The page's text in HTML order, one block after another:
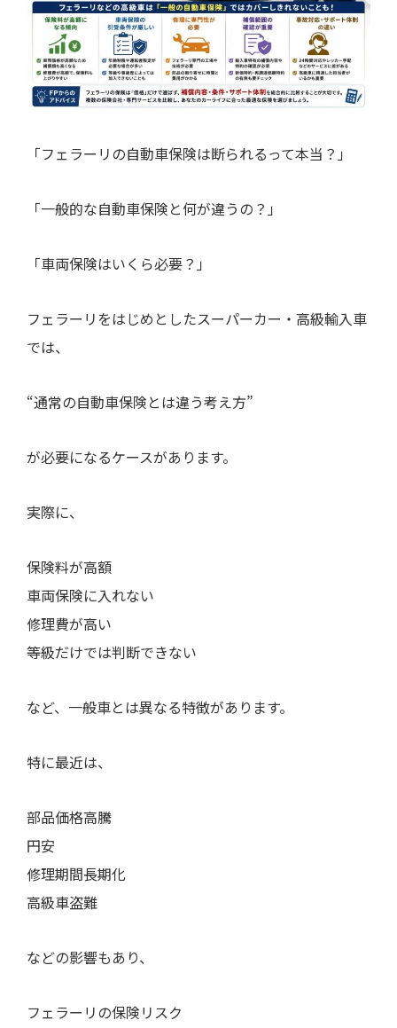
「フェラーリの自動車保険は断られるって本当？」
「一般的な自動車保険と何が違うの？」
「車両保険はいくら必要？」
フェラーリをはじめとしたスーパーカー・高級輸入車
では、
“通常の自動車保険とは違う考え方”
が必要になるケースがあります。
実際に、
保険料が高額
車両保険に入れない
修理費が高い
等級だけでは判断できない
など、一般車とは異なる特徴があります。
特に最近は、
部品価格高騰
円安
修理期間長期化
高級車盗難
などの影響もあり、
フェラーリの保険リスク